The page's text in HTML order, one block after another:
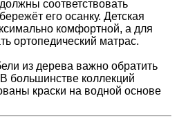
соответствовать
его осанку. Детская
комфортной, а для
ортопедический матрас.
из дерева важно обратить
большинстве коллекций
краски на водной основе